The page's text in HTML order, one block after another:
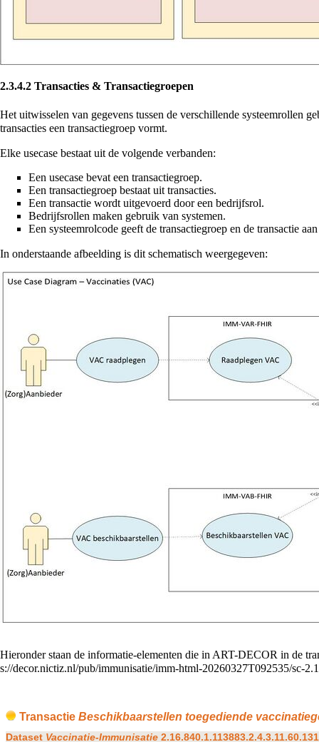
2.3.4.2 Transacties & Transactiegroepen
Het uitwisselen van gegevens tussen de verschillende systeemrollen
transacties een transactiegroep vormt.
Elke usecase bestaat uit de volgende verbanden:
Een usecase bevat een transactiegroep.
Een transactiegroep bestaat uit transacties.
Een transactie wordt uitgevoerd door een bedrijfsrol.
Bedrijfsrollen maken gebruik van systemen.
Een systeemrolcode geeft de transactiegroep en de transactie
In onderstaande afbeelding is dit schematisch weergegeven:
Hieronder staan de informatie-elementen die in ART-DECOR in de